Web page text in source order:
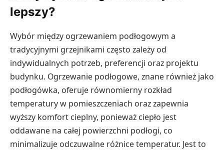
lepszy?
Wybór między ogrzewaniem podłogowym a
tradycyjnymi grzejnikami często zależy od
indywidualnych potrzeb, preferencji oraz projektu
budynku. Ogrzewanie podłogowe, znane również jako
podłogówka, oferuje równomierny rozkład
temperatury w pomieszczeniach oraz zapewnia
wyższy komfort cieplny, ponieważ ciepło jest
oddawane na całej powierzchni podłogi, co
minimalizuje odczuwalne różnice temperatur. Jest to